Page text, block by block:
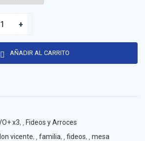
AÑADIR AL CARRITO
x3,
Fideos y Arroces
vicente, familia, fideos, mesa